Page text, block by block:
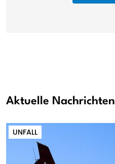
Aktuelle Nachrichten
UNFALL